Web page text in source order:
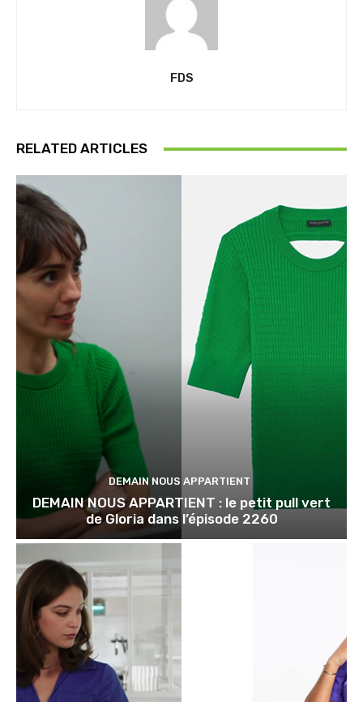
FDS
RELATED ARTICLES
DEMAIN NOUS APPARTIENT
DEMAIN NOUS APPARTIENT : le petit pull vert
de Gloria dans l’épisode 2260